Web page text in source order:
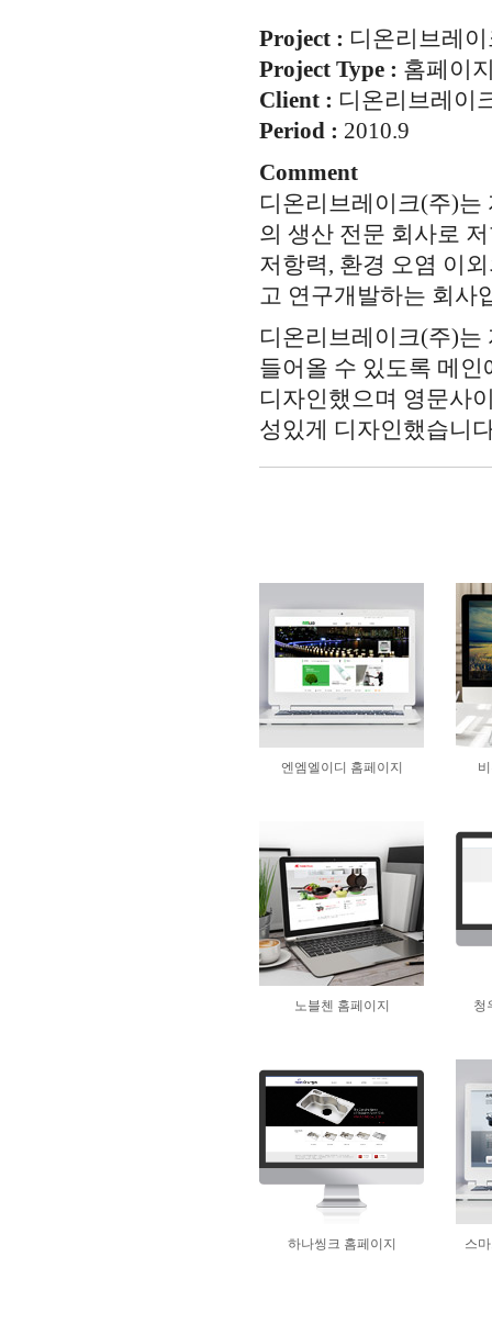
Project : 디온리브레
Project Type : 홈페이
Client : 디온리브레이
Period : 2010.9
Comment
디온리브레이크(주)는
의 생산 전문 회사로
저항력, 환경 오염 이
고 연구개발하는 회사
디온리브레이크(주)는
들어올 수 있도록 메
디자인했으며 영문사
성있게 디자인했습니